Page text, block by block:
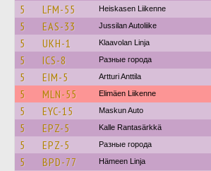
5 LFM-55 Heiskasen Liikenne
5 EAS-33 Jussilan Autoliike
5 UKH-1 Klaavolan Linja
5 ICS-8 Разные города
5 EIM-5 Artturi Anttila
5 MLN-55 Elimäen Liikenne
5 EYC-15 Maskun Auto
5 EPZ-5 Kalle Rantasärkkä
5 EPZ-5 Разные города
5 BPD-77 Hämeen Linja